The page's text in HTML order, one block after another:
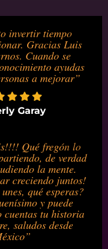
invertir tiempo
Gracias Luis
Cuando se
ayudas
a mejorar”
Garay
Qué fregón lo
de verdad
la mente.
creciendo juntos!
qué esperas?
y puede
cuentas tu historia
saludos desde